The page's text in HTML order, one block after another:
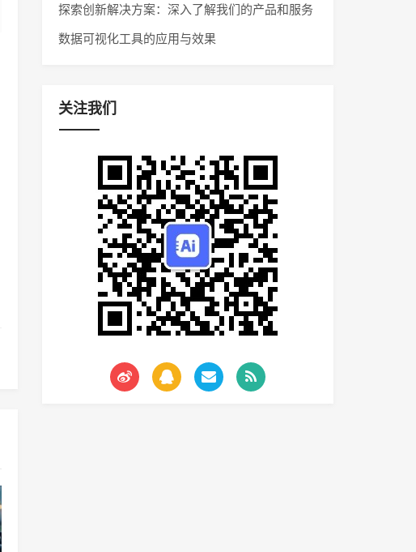
诀
探索创新解决方案：深入了解我们的产品和服务
数据可视化工具的应用与效果
关注我们